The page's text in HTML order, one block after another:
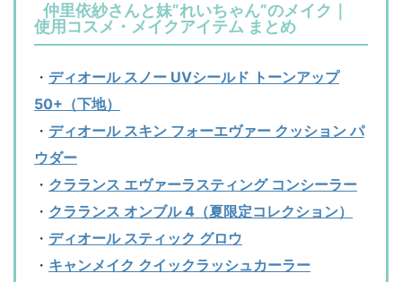
仲里依紗さんと妹”れいちゃん”のメイク｜
使用コスメ・メイクアイテム まとめ
・ ディオール スノー UVシールド トーンアップ
50+（下地）
・ ディオール スキン フォーエヴァー クッション パ
ウダー
・ クラランス エヴァーラスティング コンシーラー
・ クラランス オンブル 4（夏限定コレクション）
・ ディオール スティック グロウ
・ キャンメイク クイックラッシュカーラー